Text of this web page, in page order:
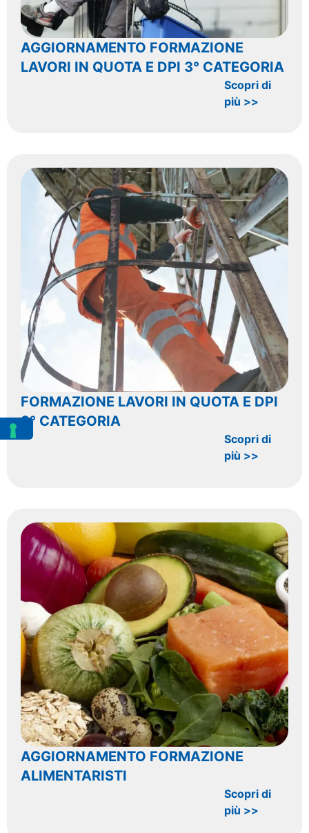
AGGIORNAMENTO FORMAZIONE
LAVORI IN QUOTA E DPI 3° CATEGORIA
Scopri di
più >>
FORMAZIONE LAVORI IN QUOTA E DPI
3° CATEGORIA
Scopri di
più >>
AGGIORNAMENTO FORMAZIONE
ALIMENTARISTI
Scopri di
più >>